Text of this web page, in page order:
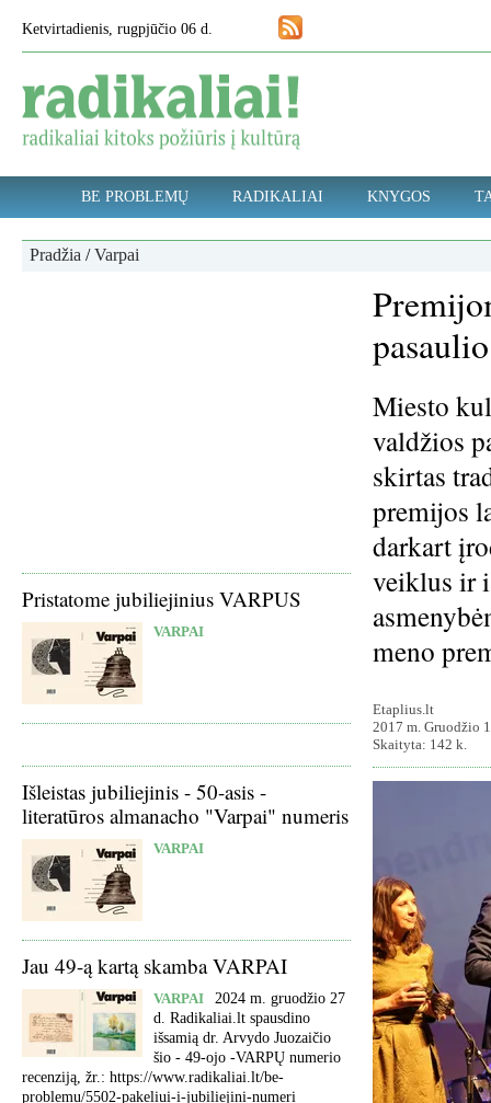
Ketvirtadienis, rugpjūčio 06 d.
BE PROBLEMŲ RADIKALIAI KNYGOS
Pradžia /Varpai
Pristatome jubiliejinius VARPUS
VARPAI
Išleistas jubiliejinis - 50-asis -
literatūros almanacho "Varpai" numeris
VARPAI
Jau 49-ą kartą skamba VARPAI
VARPAI
2024 m. gruodžio 27
d. Radikaliai.lt spausdino
išsamią dr. Arvydo Juozaičio
šio - 49-ojo -VARPŲ numerio
recenziją, žr.: https://www.radikaliai.lt/be-
problemu/5502-pakeliui-i-jubiliejini-numeri
Miesto
valdžios
skirtas
premijos
darkart
veiklus ir
meno
Etaplius.lt
2017 m. Gruodžio
Skaityta: 142 k.